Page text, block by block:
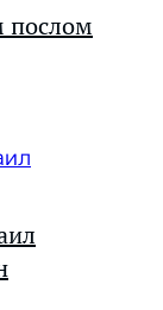
послом